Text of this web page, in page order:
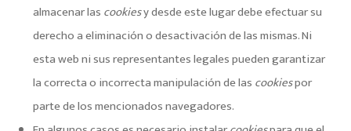
almacenar las cookiesy desde este lugar debe efectuar su
derecho a eliminación o desactivación de las mismas. Ni
esta web ni sus representantes legales pueden garantizar
la correcta o incorrecta manipulación de las cookiespor
parte de los mencionados navegadores.